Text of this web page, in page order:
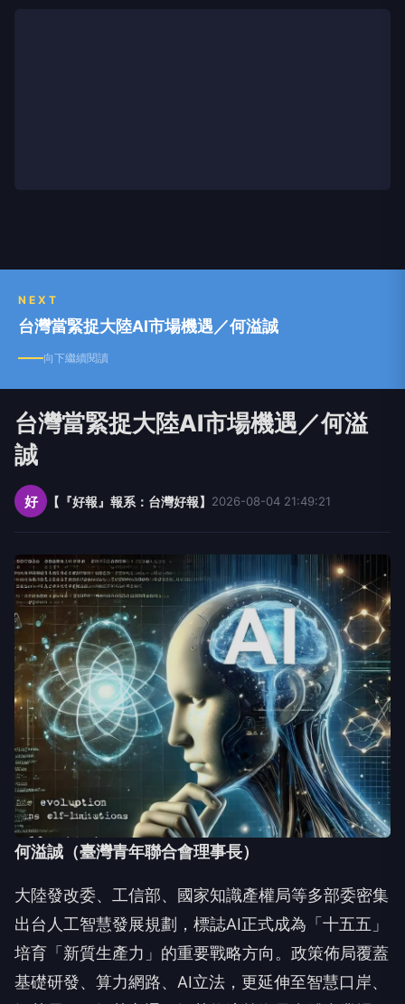
NEXT
台灣當緊捉大陸AI市場機遇／何溢誠
向下繼續閱讀
台灣當緊捉大陸AI市場機遇／何溢
誠
好 【『好報』報系：台灣好報】 2026-08-04 21:49:21
何溢誠（臺灣青年聯合會理事長）
大陸發改委、工信部、國家知識產權局等多部委密集
出台人工智慧發展規劃，標誌AI正式成為「十五五」
培育「新質生產力」的重要戰略方向。政策佈局覆蓋
基礎研發、算力網路、AI立法，更延伸至智慧口岸、